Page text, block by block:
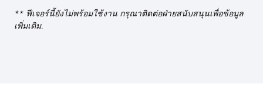
** ฟีเจอร์นี้ยังไม่พร้อมใช้งาน กรุณาติดต่อฝ่ายสนับสนุนเพื่อข้อมูล
เพิ่มเติม.